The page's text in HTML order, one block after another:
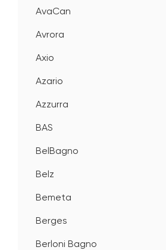
AvaCan
Avrora
Axio
Azario
Azzurra
BAS
BelBagno
Belz
Bemeta
Berges
Berloni Bagno